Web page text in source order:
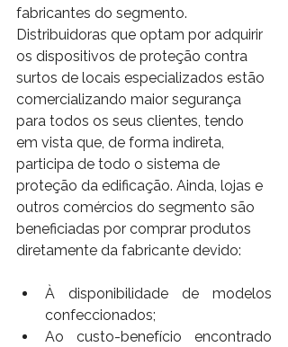
fabricantes do segmento.
Distribuidoras que optam por adquirir
os dispositivos de proteção contra
surtos de locais especializados estão
comercializando maior segurança
para todos os seus clientes, tendo
em vista que, de forma indireta,
participa de todo o sistema de
proteção da edificação. Ainda, lojas e
outros comércios do segmento são
beneficiadas por comprar produtos
diretamente da fabricante devido:
À disponibilidade de modelos
confeccionados;
Ao custo-benefício encontrado